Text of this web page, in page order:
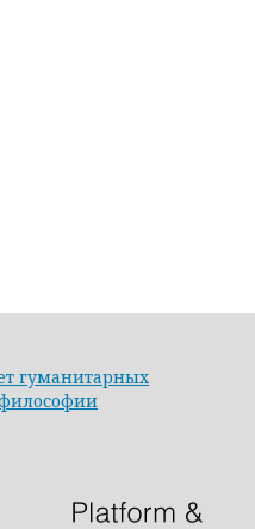
гуманитарных